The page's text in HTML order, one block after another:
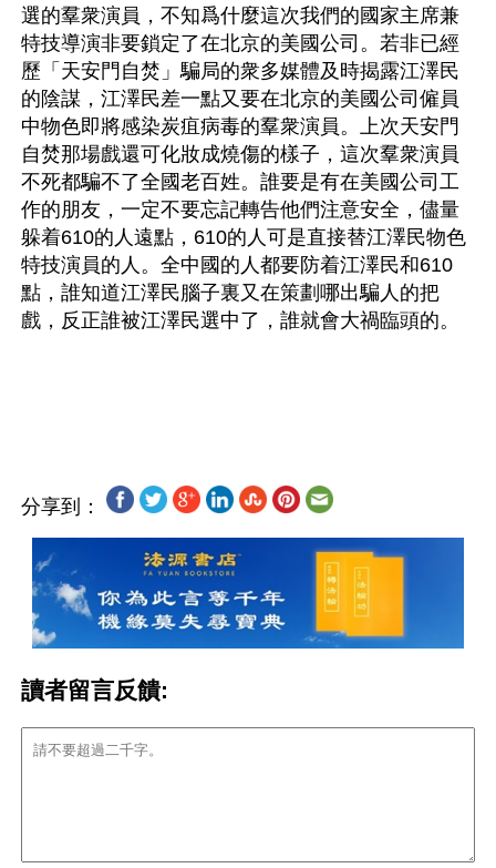
選的羣衆演員，不知爲什麼這次我們的國家主席兼
特技導演非要鎖定了在北京的美國公司。若非已經
歷「天安門自焚」騙局的衆多媒體及時揭露江澤民
的陰謀，江澤民差一點又要在北京的美國公司僱員
中物色即將感染炭疽病毒的羣衆演員。上次天安門
自焚那場戲還可化妝成燒傷的樣子，這次羣衆演員
不死都騙不了全國老百姓。誰要是有在美國公司工
作的朋友，一定不要忘記轉告他們注意安全，儘量
躲着610的人遠點，610的人可是直接替江澤民物色
特技演員的人。全中國的人都要防着江澤民和610
點，誰知道江澤民腦子裏又在策劃哪出騙人的把
戲，反正誰被江澤民選中了，誰就會大禍臨頭的。
分享到：
讀者留言反饋: